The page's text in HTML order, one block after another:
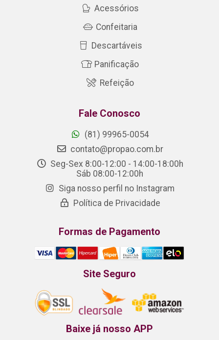
Acessórios
Confeitaria
Descartáveis
Panificação
Refeição
Fale Conosco
(81) 99965-0054
contato@propao.com.br
Seg-Sex 8:00-12:00 - 14:00-18:00h
Sáb 08:00-12:00h
Siga nosso perfil no Instagram
Política de Privacidade
Formas de Pagamento
Site Seguro
Baixe já nosso APP